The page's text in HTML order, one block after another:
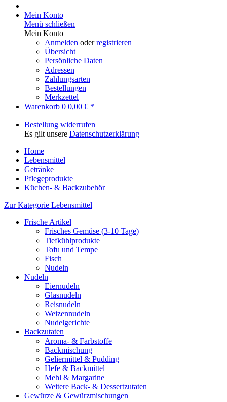
Mein Konto
Menü schließen
Mein Konto
Anmelden oderregistrieren
Übersicht
Persönliche Daten
Adressen
Zahlungsarten
Bestellungen
Merkzettel
Warenkorb 0 0,00 € *
Bestellung widerrufen
Es gilt unsere Datenschutzerklärung
Home
Lebensmittel
Getränke
Pflegeprodukte
Küchen- & Backzubehör
Zur Kategorie Lebensmittel
Frische Artikel
Frisches Gemüse (3-10 Tage)
Tiefkühlprodukte
Tofu und Tempe
Fisch
Nudeln
Nudeln
Eiernudeln
Glasnudeln
Reisnudeln
Weizennudeln
Nudelgerichte
Backzutaten
Aroma- & Farbstoffe
Backmischung
Geliermittel & Pudding
Hefe & Backmittel
Mehl & Margarine
Weitere Back- & Dessertzutaten
Gewürze & Gewürzmischungen